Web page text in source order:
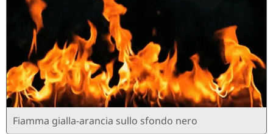
Fiamma gialla-arancia sullo sfondo nero